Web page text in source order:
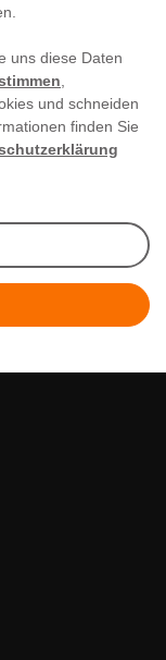
uns diese Daten
und schneiden
finden Sie
- Geld